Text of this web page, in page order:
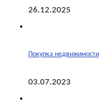
26.12.2025
Покупка
03.07.2023